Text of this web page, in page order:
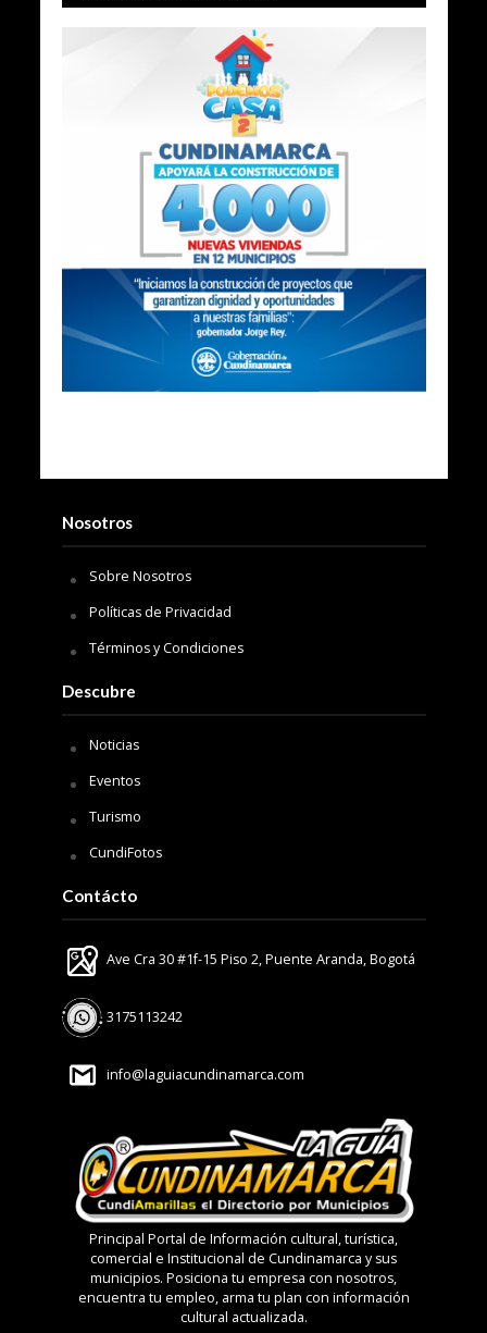
Nosotros
Sobre Nosotros
Políticas de Privacidad
Términos y Condiciones
Descubre
Noticias
Eventos
Turismo
CundiFotos
Contácto
Ave Cra 30 #1f-15 Piso 2, Puente Aranda, Bogotá
3175113242
info@laguiacundinamarca.com
Principal Portal de Información cultural, turística,
comercial e Institucional de Cundinamarca y sus
municipios. Posiciona tu empresa con nosotros,
encuentra tu empleo, arma tu plan con información
cultural actualizada.